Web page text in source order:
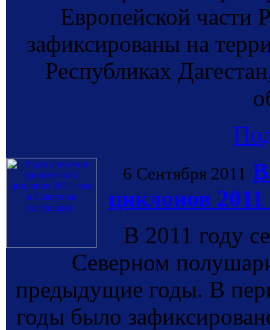
Европейской части
зафиксированы на
Республиках
6 Сентября 2011 В
циклонов
В 2011 году
Северном
предыдущие годы. В
годы было